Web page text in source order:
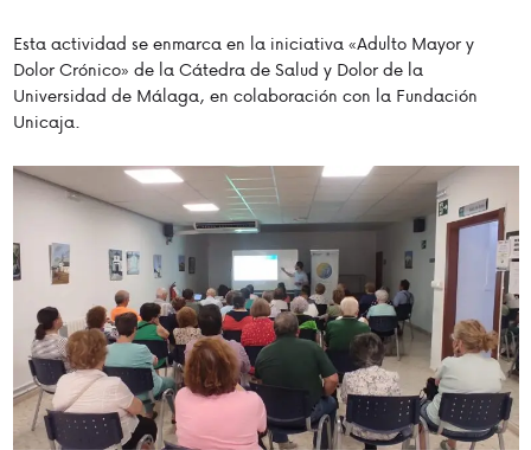
Esta actividad se enmarca en la iniciativa «Adulto Mayor y
Dolor Crónico» de la Cátedra de Salud y Dolor de la
Universidad de Málaga, en colaboración con la Fundación
Unicaja.